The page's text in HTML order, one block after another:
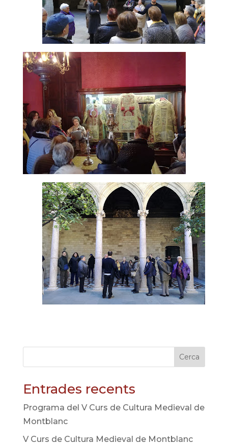
Cerca
Entrades recents
Programa del V Curs de Cultura Medieval de
Montblanc
V Curs de Cultura Medieval de Montblanc